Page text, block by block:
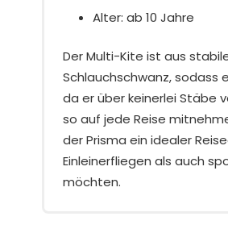
Alter: ab 10 Jahre
Der Multi-Kite ist aus
Schlauchschwanz, sodass
da er über keinerlei Stäbe
so auf jede Reise
der Prisma ein idealer
Einleinerfliegen als auch
möchten.